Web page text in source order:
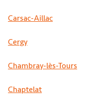
Carsac-Aillac
Cergy
Chambray-lès-Tours
Chaptelat